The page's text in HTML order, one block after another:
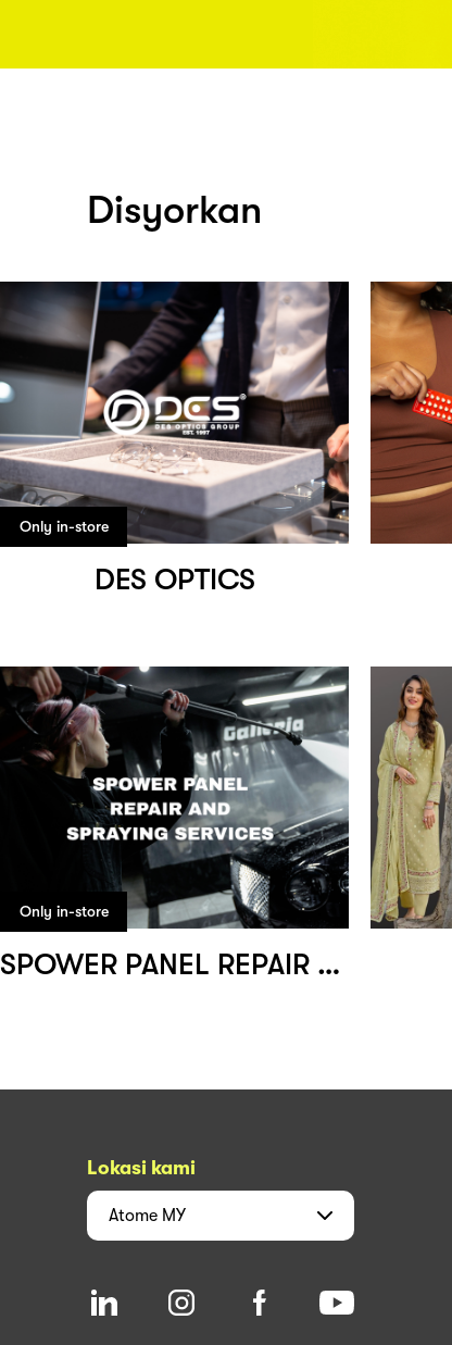
Disyorkan
Only in-store
DES OPTICS
Only in-store
SPOWER PANEL REPAIR AND SPRAYING SERVICES
Lokasi kami
Atome MY